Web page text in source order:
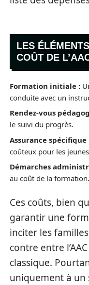
LES
COÛT DE
Formation initiale :
conduite avec un
Rendez-vous
le suivi du progrès.
Assurance spécifique
coûteux pour les
Démarches
au coût de la formation.
Ces coûts, bien
garantir une
inciter les
contre entre
classique.
uniquement à un